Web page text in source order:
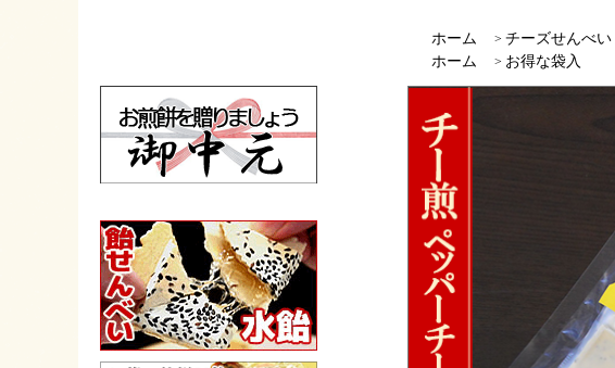
ホーム > チーズせんべい
ホーム
> お得な袋入